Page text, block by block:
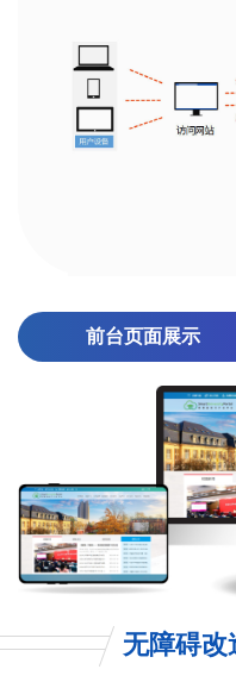
前台页面展示
无障碍改